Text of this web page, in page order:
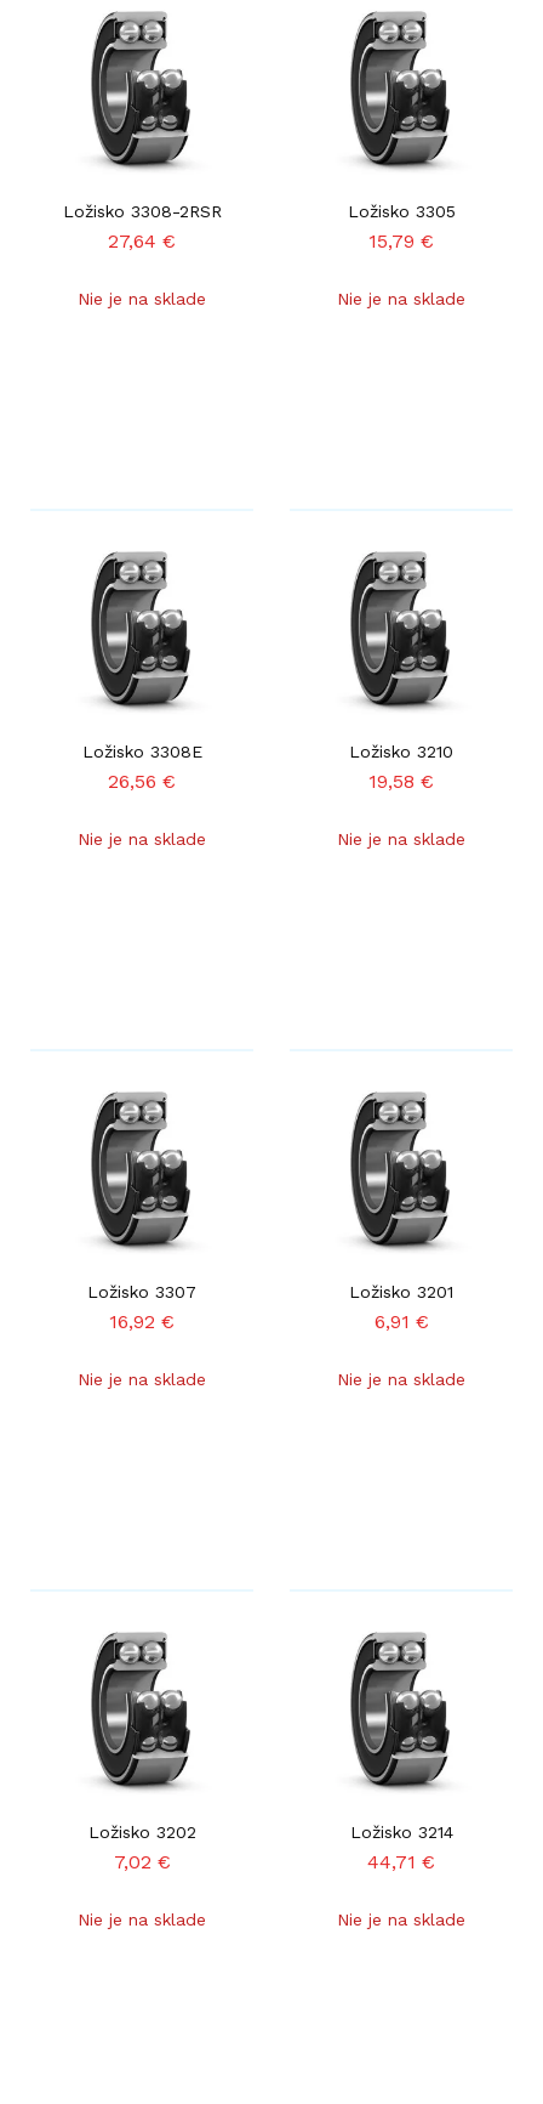
Ložisko 3308-2RSR
27,64 €
Nie je na sklade
Ložisko 3305
15,79 €
Nie je na sklade
Ložisko 3308E
26,56 €
Nie je na sklade
Ložisko 3210
19,58 €
Nie je na sklade
Ložisko 3307
16,92 €
Nie je na sklade
Ložisko 3201
6,91 €
Nie je na sklade
Ložisko 3202
7,02 €
Nie je na sklade
Ložisko 3214
44,71 €
Nie je na sklade